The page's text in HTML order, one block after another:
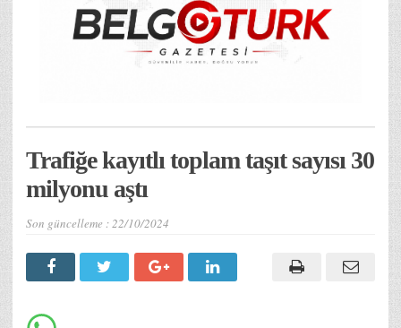
Trafiğe kayıtlı toplam taşıt sayısı 30
milyonu aştı
Son güncelleme :22/10/2024